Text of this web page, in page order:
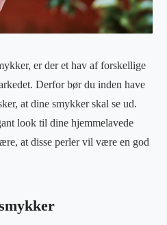
er der et hav af forskellige
Derfor bør du inden have
at dine smykker skal se ud.
look til dine hjemmelavede
at disse perler vil være en god